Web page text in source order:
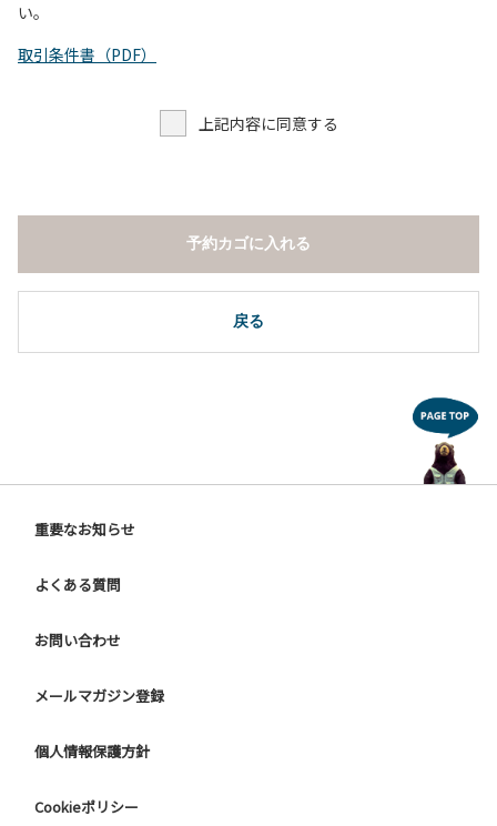
い。
取引条件書（PDF）
上記内容に同意する
戻る
予約カゴに入れる
重要なお知らせ
よくある質問
お問い合わせ
メールマガジン登録
個人情報保護方針
Cookieポリシー